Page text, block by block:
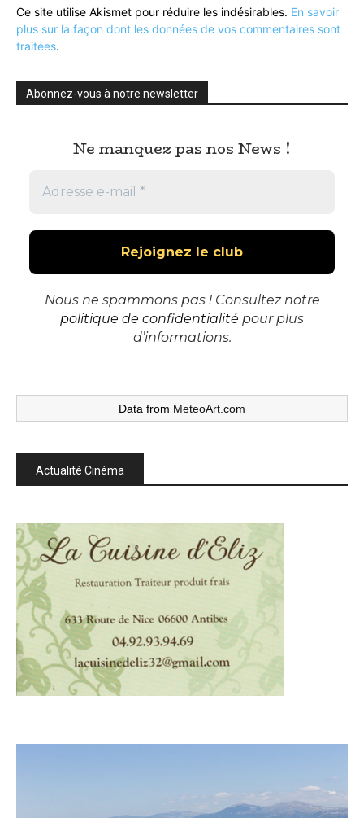
Ce site utilise Akismet pour réduire les indésirables. En savoir
plus sur la façon dont les données de vos commentaires sont
traitées.
Abonnez-vous à notre newsletter
Ne manquez pas nos News !
Nous ne spammons pas ! Consultez notre
politique de confidentialité pour plus
d’informations.
Data from MeteoArt.com
Actualité Cinéma